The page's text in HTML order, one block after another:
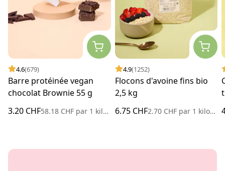
4.6(679)
Barre protéinée vegan
chocolat Brownie 55 g
3.20 CHF58.18 CHF par 1 kilogramme
4.9(1252)
Flocons d'avoine fins bio
2,5 kg
6.75 CHF2.70 CHF par1 kilogramme